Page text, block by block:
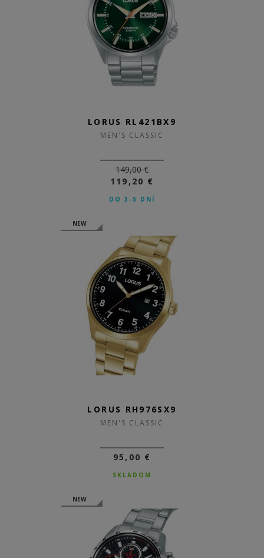
LORUS RL421BX9
MEN'S CLASSIC
149,00 €
119,20 €
DO 3-5 DNÍ
NEW
LORUS RH976SX9
MEN'S CLASSIC
95,00 €
SKLADOM
NEW